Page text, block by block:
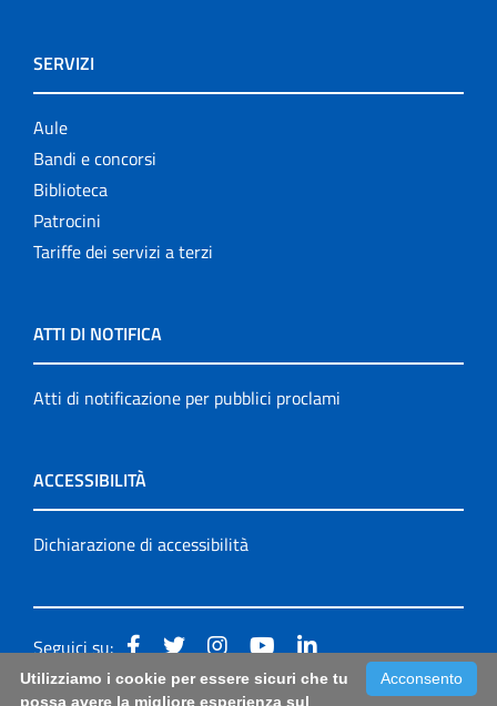
SERVIZI
Aule
Bandi e concorsi
Biblioteca
Patrocini
Tariffe dei servizi a terzi
ATTI DI NOTIFICA
Atti di notificazione per pubblici proclami
ACCESSIBILITÀ
Dichiarazione di accessibilità
Seguici su:
Accessibilità: form di segnalazione di prima istanza per
Acconsento
Utilizziamo i cookie per essere sicuri che tu
possa avere la migliore esperienza sul